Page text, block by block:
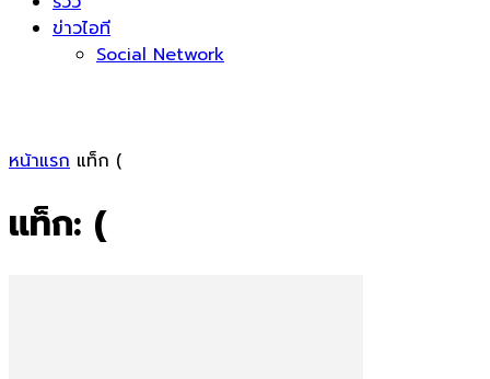
ข่าวไอที
Social Network
หน้าแรก แท็ก (
แท็ก: (